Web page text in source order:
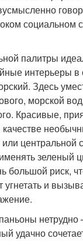
социальном
палитры
интерьеры в
Здесь
морской
Красивые,
качестве
центральной
зеленый
большой риск,
угнетать и
удачно